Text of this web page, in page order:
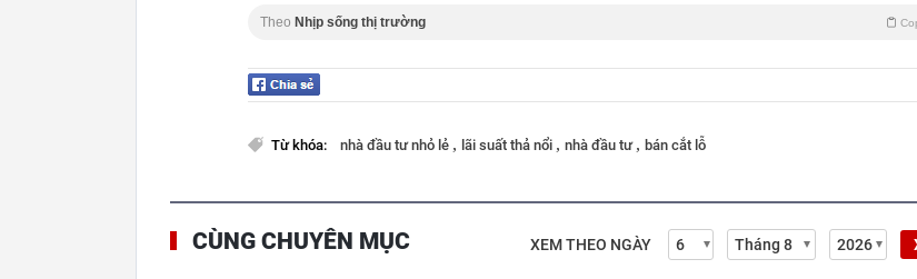
Theo Nhịp sống thị trường
Từ khóa: nhà đầu tư nhỏ lẻ , lãi suất thả nổi , nhà đầu tư , bán cắt lỗ
CÙNG CHUYÊN MỤC XEM THEO NGÀY